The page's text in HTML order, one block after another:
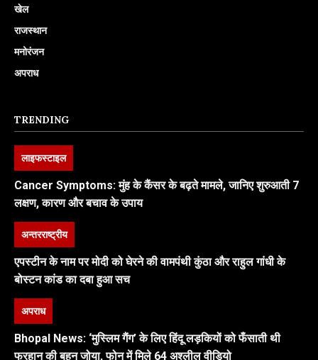
खेल
राजस्थान
मनोरंजन
अपराध
TRENDING
लाइफस्टाइल
Cancer Symptoms: मुंह के कैंसर के बढ़ते मामले, जानिए शुरुआती 7
लक्षण, कारण और बचाव के उपाय
अन्तरराष्ट्रीय
एपस्टीन के नाम पर मोदी को घेरने की वामपंथी कुंठा और राहुल गांधी के
बोस्टन कांड का दबा हुआ सच
अपराध
Bhopal News: ‘मुस्लिम गैंग’ के लिए हिंदू लड़कियों को फँसाती थी
फरहान की बहन जोया, फोन में मिले 64 अश्लील वीडियो